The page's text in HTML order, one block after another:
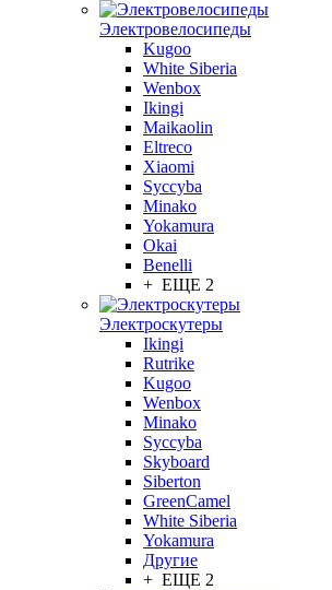
Электровелосипеды
Kugoo
White Siberia
Wenbox
Ikingi
Maikaolin
Eltreco
Xiaomi
Syccyba
Minako
Yokamura
Okai
Benelli
+ ЕЩЕ 2
Электроскутеры
Ikingi
Rutrike
Kugoo
Wenbox
Minako
Syccyba
Skyboard
Siberton
GreenCamel
White Siberia
Yokamura
Другие
+ ЕЩЕ 2